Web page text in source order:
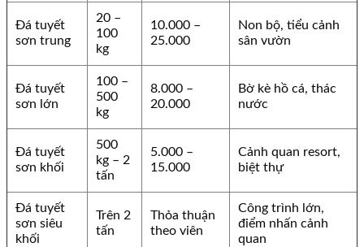
Đá tuyết
sơn trung
20 –
100
kg
10.000 –
25.000
Non bộ, tiểu cảnh
sân vườn
Đá tuyết
sơn lớn
100 –
500
kg
8.000 –
20.000
Bờ kè hồ cá, thác
nước
Đá tuyết
sơn khối
500
kg – 2
tấn
5.000 –
15.000
Cảnh quan resort,
biệt thự
Đá tuyết
sơn siêu
khối
Trên 2
tấn
Thỏa thuận
theo viên
Công trình lớn,
điểm nhấn cảnh
quan